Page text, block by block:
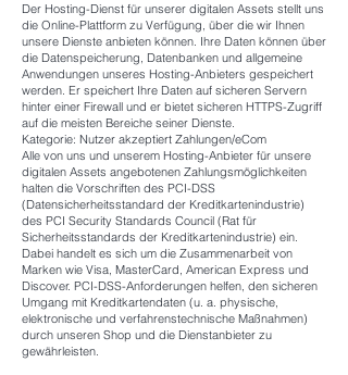
Der Hosting-Dienst für unserer digitalen Assets stellt uns
die Online-Plattform zu Verfügung, über die wir Ihnen
unsere Dienste anbieten können. Ihre Daten können über
die Datenspeicherung, Datenbanken und allgemeine
Anwendungen unseres Hosting-Anbieters gespeichert
werden. Er speichert Ihre Daten auf sicheren Servern
hinter einer Firewall und er bietet sicheren HTTPS-Zugriff
auf die meisten Bereiche seiner Dienste.
Kategorie: Nutzer akzeptiert Zahlungen/eCom
Alle von uns und unserem Hosting-Anbieter für unsere
digitalen Assets angebotenen Zahlungsmöglichkeiten
halten die Vorschriften des PCI-DSS
(Datensicherheitsstandard der Kreditkartenindustrie)
des PCI Security Standards Council (Rat für
Sicherheitsstandards der Kreditkartenindustrie) ein.
Dabei handelt es sich um die Zusammenarbeit von
Marken wie Visa, MasterCard, American Express und
Discover. PCI-DSS-Anforderungen helfen, den sicheren
Umgang mit Kreditkartendaten (u. a. physische,
elektronische und verfahrenstechnische Maßnahmen)
durch unseren Shop und die Dienstanbieter zu
gewährleisten.